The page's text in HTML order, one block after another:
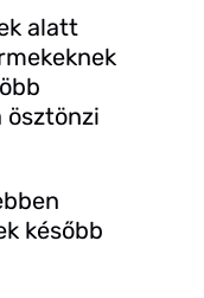
alatt
ösztönzi
később